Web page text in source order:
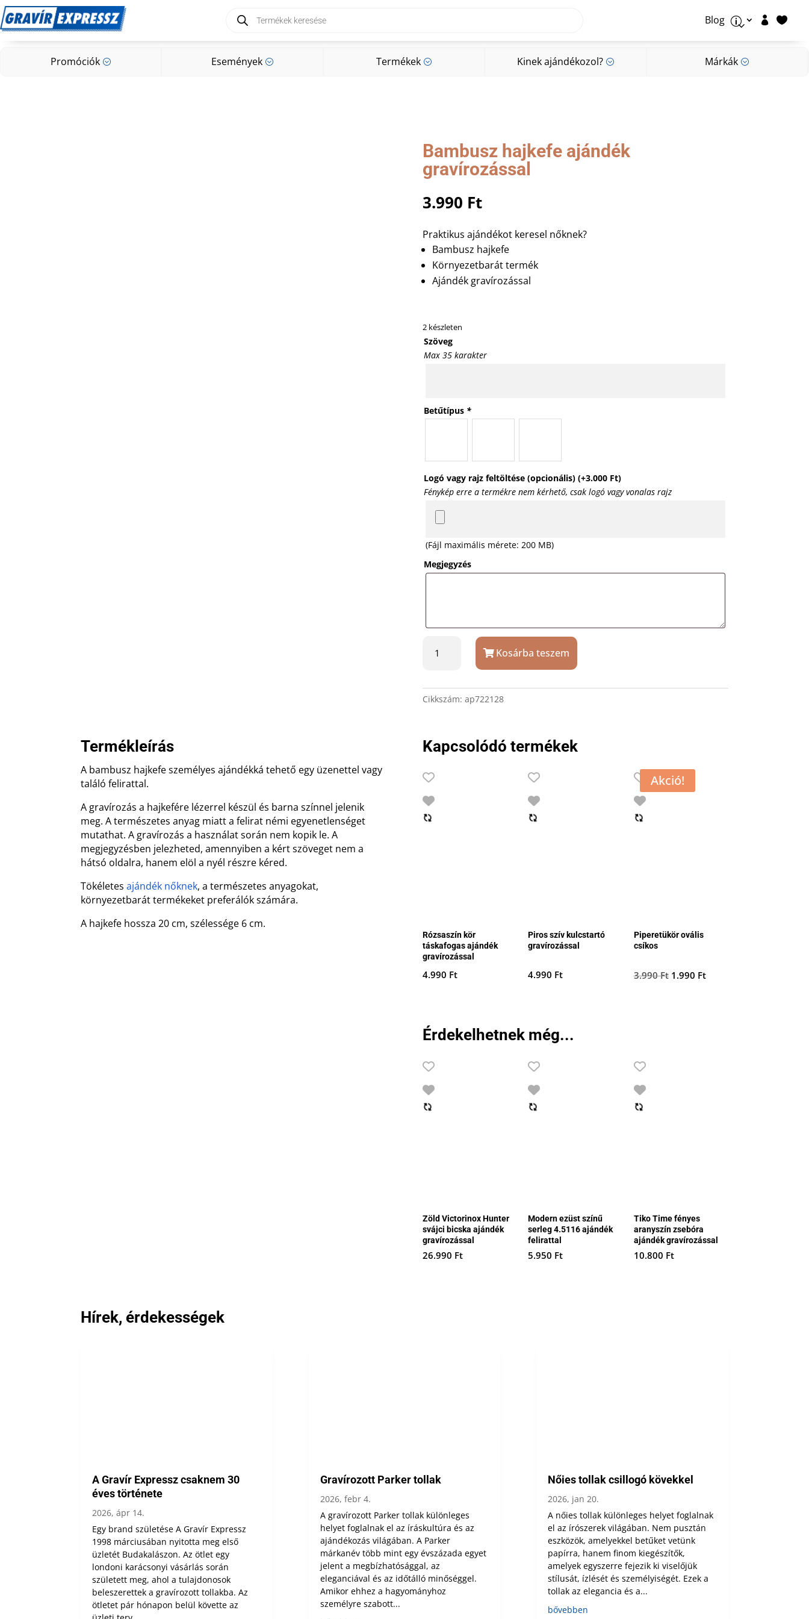
search Blog p  
Promóciók ; Események ; Termékek ; Kinek ajándékozol? ; Márkák ;
Promóciók; Események Márkák;
Bambusz hajkefe ajándék
gravírozással
3.990 Ft
Praktikus ajándékot keresel nőknek?
Bambusz hajkefe
Környezetbarát termék
Ajándék gravírozással
2 készleten
Szöveg
Max 35 karakter
Betűtípus *
Logó vagy rajz feltöltése (opcionális) (+3.000 Ft)
Fénykép erre a termékre nem kérhető, csak logó vagy vonalas rajz
(Fájl maximális mérete: 200 MB)
Megjegyzés
hajkefe
mennyiség
Kosárba teszem
Cikkszám: ap722128
Termékleírás
A bambusz hajkefe személyes ajándékká tehető egy üzenettel vagy
találó felirattal.
A gravírozás a hajkefére lézerrel készül és barna színnel jelenik
meg. A természetes anyag miatt a felirat némi egyenetlenséget
mutathat. A gravírozás a használat során nem kopik le. A
megjegyzésben jelezheted, amennyiben a kért szöveget nem a
hátsó oldalra, hanem elöl a nyél részre kéred.
Tökéletesajándék nőknek, a természetes anyagokat,
környezetbarát termékeket preferálók számára.
A hajkefe hossza 20 cm, szélessége 6 cm.
Kapcsolódó termékek
Rózsaszín kör
táskafogas ajándék
gravírozással
4.990 Ft
Piros szív kulcstartó
gravírozással
4.990 Ft
Akció!
Piperetükör ovális
csíkos
3.990Ft Original
1.990 FtCurrent
Érdekelhetnek még...
Zöld Victorinox Hunter
svájci bicska ajándék
gravírozással
26.990 Ft
Modern ezüst színű
serleg 4.5116 ajándék
felirattal
5.950 Ft
Tiko Time fényes
aranyszín zsebóra
ajándék gravírozással
10.800 Ft
Hírek, érdekességek
A Gravír Expressz csaknem 30
éves története
2026, ápr 14.
Egy brand születése A Gravír Expressz
1998 márciusában nyitotta meg első
üzletét Budakalászon. Az ötlet egy
londoni karácsonyi vásárlás során
született meg, ahol a tulajdonosok
beleszerettek a gravírozott tollakba. Az
ötletet pár hónapon belül követte az
Gravírozott Parker tollak
2026, febr 4.
A gravírozott Parker tollak különleges
helyet foglalnak el az íráskultúra és az
ajándékozás világában. A Parker
márkanév több mint egy évszázada egyet
jelent a megbízhatósággal, az
eleganciával és az időtálló minőséggel.
Amikor ehhez a hagyományhoz
személyre szabott...
Nőies tollak csillogó kövekkel
2026, jan 20.
A nőies tollak különleges helyet foglalnak
el az írószerek világában. Nem pusztán
eszközök, amelyekkel betűket vetünk
papírra, hanem finom kiegészítők,
amelyek egyszerre fejezik ki viselőjük
stílusát, ízlését és személyiségét. Ezek a
tollak az elegancia és a...
bővebben